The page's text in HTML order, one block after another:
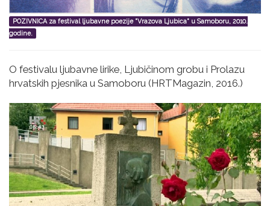
POZIVNICA za festival ljubavne poezije "Vrazova Ljubica" u Samoboru, 2010.
godine.
O festivalu ljubavne lirike, Ljubičinom grobu i Prolazu
hrvatskih pjesnika u Samoboru (HRTMagazin, 2016.)